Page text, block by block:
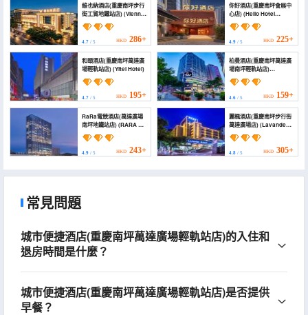
維也納酒店(重慶南坪步行
街工貿地鐵站店) (Vienna
Hotel (Chongqing
Nanping Pedestrian
Street Gongmao Metro
Station Branch))
4.7 / 5 HKD 286+
你好酒店(重慶南坪會展中
心店) (Hello Hotel
(Chongqing Nanping
Convention and
Exhibition Center
Branch))
4.9/ 5 HKD 225+
和頤酒店(重慶南坪萬達廣
場輕軌站店) (Yitel Hotel)
4.7 / 5 HKD 195+
柏曼酒店(重慶南坪萬達廣
場南坪輕軌站店)
(Borrman Hotel
(Chongqing Nanping
Wanda Plaza Nanping
Light Rail Station))
4.6/ 5 HKD 159+
RaRa電競酒店(萬達廣場
南坪地鐵站店) (RARA E-
sports Hotel)
4.9 / 5 HKD 243+
麗楓酒店(重慶南坪步行街
萬達廣場店) (Lavande
Hotel (Chongqing
Nanping Pedestrian
Street Wanda Plaza))
4.8/ 5 HKD 305+
常見問題
城市便捷酒店(重慶南坪萬達廣場輕軌站店)的入住和
退房時間是什麼？
城市便捷酒店(重慶南坪萬達廣場輕軌站店)是否提供
早餐？